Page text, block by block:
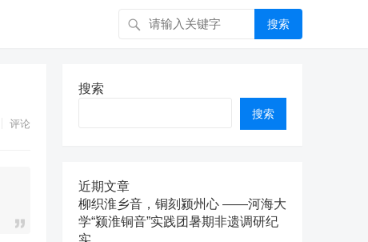
搜索
评论
搜索
搜索
近期文章
柳织淮乡音，铜刻颍州心 ——河海大
学“颍淮铜音”实践团暑期非遗调研纪
实